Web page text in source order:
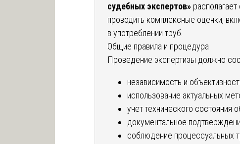
судебных экспертов»
проводить комплексные оценки,
в употреблении труб.
Общие правила и процедура
Проведение экспертизы должно
независимость и
использование актуальных
учет технического состояния
документальное
соблюдение процессуальных